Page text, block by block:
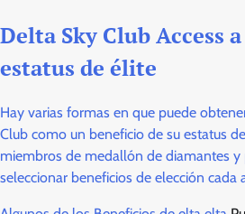
Delta Sky Club Access
estatus de élite
Hay varias formas en que puede
Club como un beneficio de su estatus
miembros de medallón de diamantes y
seleccionar beneficios de elección cada